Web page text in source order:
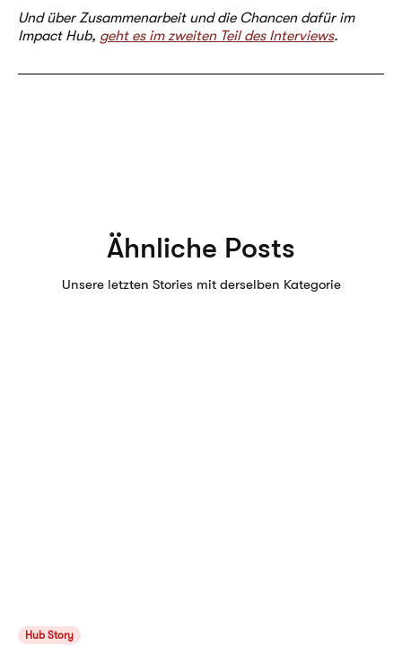
Und über Zusammenarbeit und die Chancen dafür im
Impact Hub, geht es im zweiten Teil des Interviews.
Ähnliche Posts
Unsere letzten Stories mit derselben Kategorie
Hub Story